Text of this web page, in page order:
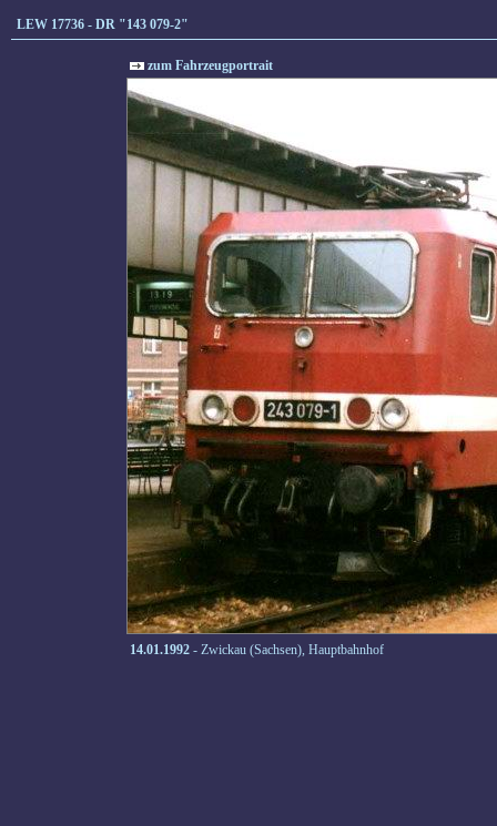
LEW 17736 - DR "143 079-2"
zum Fahrzeugportrait
14.01.1992 - Zwickau (Sachsen), Hauptbahnhof